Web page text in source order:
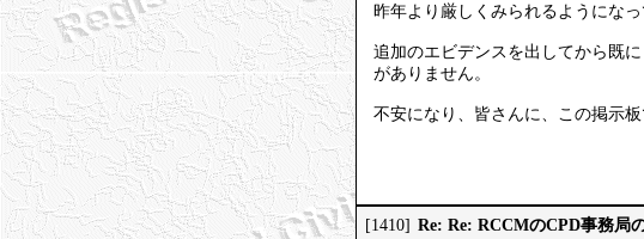
昨年より厳しくみられるようにな
追加のエビデンスを出してから既
がありません。
不安になり、皆さんに、この掲示板
[1410] Re: Re: RCCMのCPD事務局